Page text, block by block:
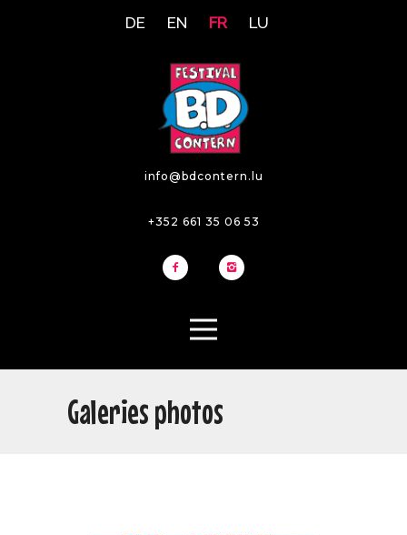
DE EN FR LU
info@bdcontern.lu
+352 661 35 06 53
Galeries photos